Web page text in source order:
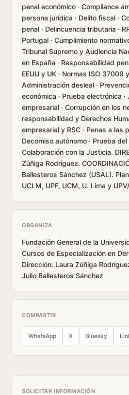
penal económico · Compliance
persona jurídica · Delito fiscal ·
penal · Delincuencia tributaria ·
Portugal · Cumplimiento
Tribunal Supremo y Audiencia
en España · Responsabilidad
EEUU y UK · Normas ISO 37009
Administración desleal ·
económica · Prueba electrónica
empresarial · Corrupción en los
responsabilidad y Derechos
empresarial y RSC · Penas a las
Decomiso autónomo · Prueba del
Colaboración con la Justicia.
Zúñiga Rodríguez.
Ballesteros Sánchez (USAL).
UCLM, UPF, UCM, U. Lima y
ORGANIZA
Fundación General de la
Cursos de Especialización en
Dirección: Laura Zúñiga
Julio Ballesteros Sánchez
COMPARTIR
WhatsApp X Bluesky
SOLICITAR INFORMACIÓN